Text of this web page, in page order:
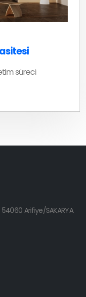
süreci
54060 Arifiye/SAKARYA